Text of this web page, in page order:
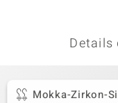
Details
Mokka-Zirkon-